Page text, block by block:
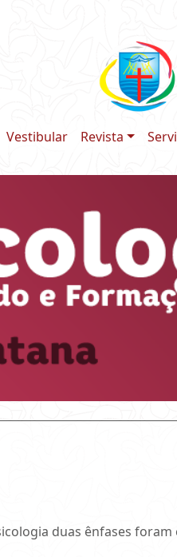
Vestibular Revista
duas ênfases